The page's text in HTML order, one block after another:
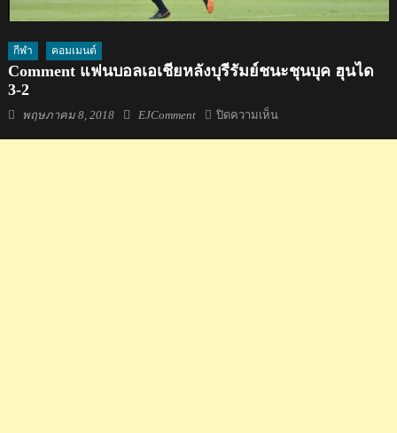
กีฬา คอมเมนต์
Comment แฟนบอลเอเชียหลังบุรีรัมย์ชนะชุนบุค ฮุนได
3-2
Posted
พฤษภาคม 8, 2018 Author
EJComment ปิดความเห็นบน